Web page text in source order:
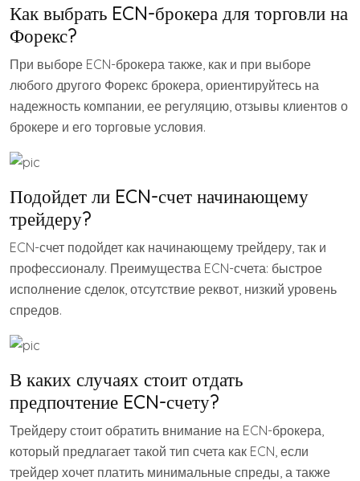
Как выбрать ECN-брокера для торговли на
Форекс?
При выборе ECN-брокера также, как и при выборе
любого другого Форекс брокера, ориентируйтесь на
надежность компании, ее регуляцию, отзывы клиентов о
брокере и его торговые условия.
Подойдет ли ECN-счет начинающему
трейдеру?
ECN-счет подойдет как начинающему трейдеру, так и
профессионалу. Преимущества ECN-счета: быстрое
исполнение сделок, отсутствие реквот, низкий уровень
спредов.
В каких случаях стоит отдать
предпочтение ECN-счету?
Трейдеру стоит обратить внимание на ECN-брокера,
который предлагает такой тип счета как ECN, если
трейдер хочет платить минимальные спреды, а также